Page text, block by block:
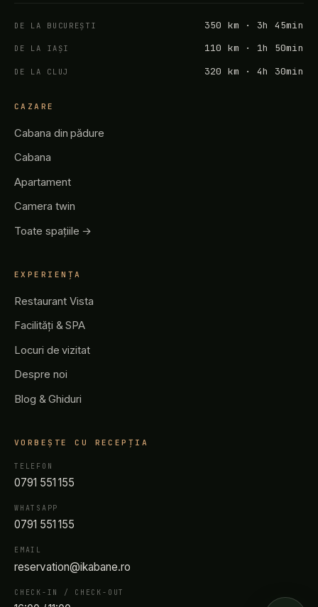
DE LA BUCUREȘTI 350 km · 3h 45min
DE LA IAȘI 110 km · 1h 50min
DE LA CLUJ 320 km · 4h 30min
CAZARE
Cabana din pădure
Cabana
Apartament
Camera twin
Toate spațiile →
EXPERIENȚA
Restaurant Vista
Facilități & SPA
Locuri de vizitat
Despre noi
Blog & Ghiduri
VORBEȘTE CU RECEPȚIA
TELEFON
0791 551 155
WHATSAPP
0791 551 155
EMAIL
reservation@ikabane.ro
CHECK-IN / CHECK-OUT